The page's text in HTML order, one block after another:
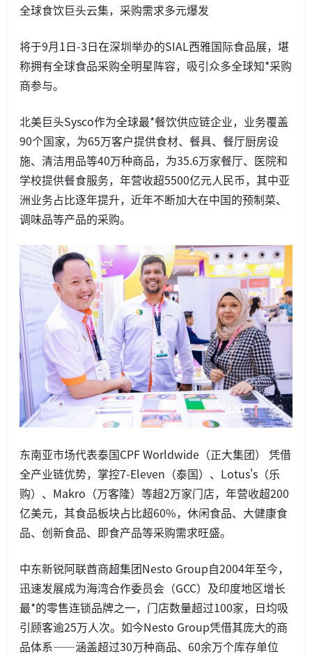
全球食饮巨头云集，采购需求多元爆发
将于9月1日-3日在深圳举办的SIAL西雅国际食品展，堪
称拥有全球食品采购全明星阵容，吸引众多全球知*采购
商参与。
北美巨头Sysco作为全球最*餐饮供应链企业，业务覆盖
90个国家，为65万客户提供食材、餐具、餐厅厨房设
施、清洁用品等40万种商品，为35.6万家餐厅、医院和
学校提供餐食服务，年营收超5500亿元人民币，其中亚
洲业务占比逐年提升，近年不断加大在中国的预制菜、
调味品等产品的采购。
东南亚市场代表​​泰国CPF Worldwide（正大集团）​​ 凭借
全产业链优势，掌控7-Eleven（泰国）、Lotus's（乐
购）、Makro（万客隆）等超2万家门店，年营收超200
亿美元，其食品板块占比超60%，休闲食品、大健康食
品、创新食品、即食产品等采购需求旺盛。
中东新锐阿联酋商超集团Nesto Group自2004年至今，
迅速发展成为海湾合作委员会（GCC）及印度地区增长
最*的零售连锁品牌之一，门店数量超过100家，日均吸
引顾客逾25万人次。如今Nesto Group凭借其庞大的商
品体系——涵盖超过30万种商品、60余万个库存单位